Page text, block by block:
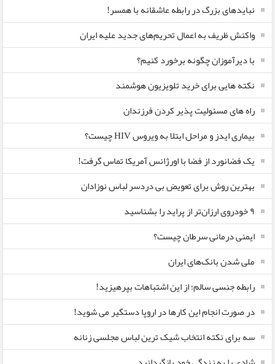
نبایدهای بزرگ در رابطه عاشقانه با همسر!
واکنش ظریف به اعمال تحریم‌های جدید علیه ایران
با دیرآموزان چگونه برخورد کنیم؟
نکته هایی برای خرید تلویزیون هوشمند
راه های مسئولیت پذیر کردن فرزندان
بیماری ایدز و مراحل ابتلا به ویروس HIV چیست؟
یک فضانورد از فضا با اورژانس آمریکا تماس گرفت!
بهترین روش برای تعویض بی دردسر لباس نوزادان
٩ خودروی ارزان‌تر از پراید را بشناسید
ایمنی درمانی سرطان چیست؟
ملی شدن بانک‌های ایران
رابطه جنسی سالم؛ از این اشتباهات بپرهیزید!
در صورت انجام این کارها در اروپا دستگیر می شوید!
سه برای نکته انتخاب شیک ترین لباس مجلسی زنانه